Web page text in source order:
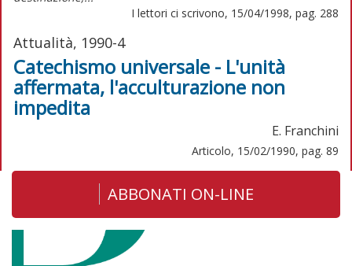
I lettori ci scrivono, 15/04/1998, pag. 288
Attualità, 1990-4
Catechismo universale - L'unità
affermata, l'acculturazione non
impedita
E. Franchini
Articolo, 15/02/1990, pag. 89
ABBONATI ON-LINE